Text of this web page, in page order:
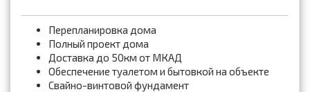
Перепланировка дома
Полный проект дома
Доставка до 50км от МКАД
Обеспечение туалетом и бытовкой на объекте
Свайно-винтовой фундамент